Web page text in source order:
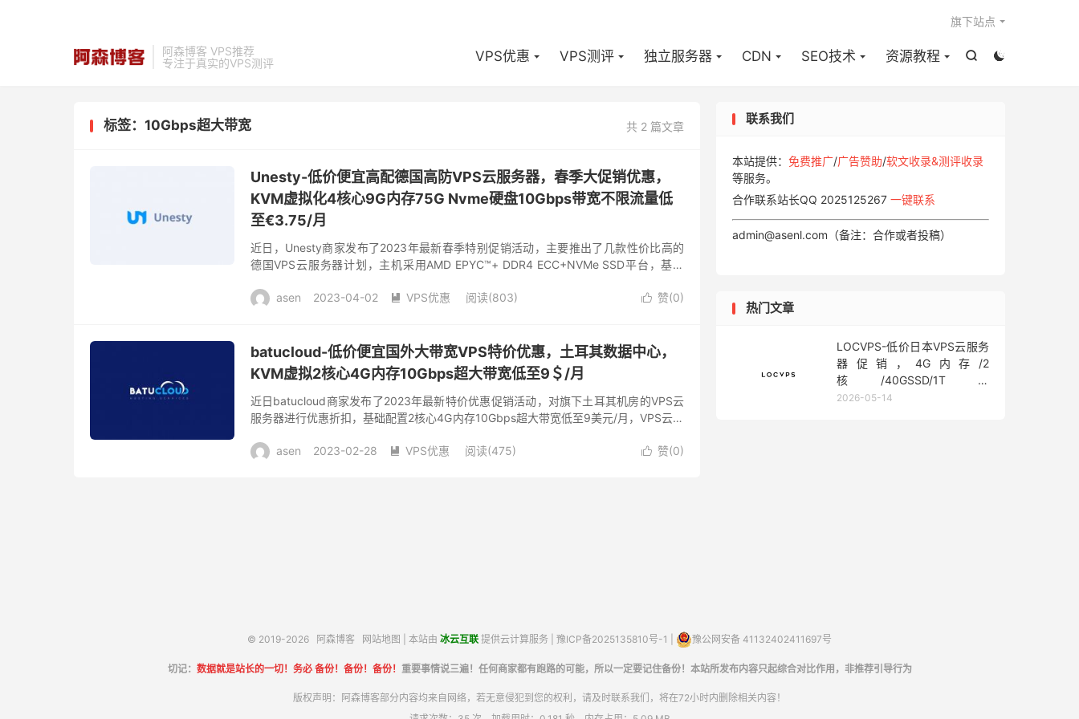
阿森博客 VPS推荐
专注于真实的VPS测评


VPS优惠 VPS测评 独立服务器 CDN SEO技术 资源教程
旗下站点
共 2 篇文章
标签：10Gbps超大带宽
Unesty-低价便宜高配德国高防VPS云服务器，春季大促销优惠，
KVM虚拟化4核心9G内存75G Nvme硬盘10Gbps带宽不限流量低
至€3.75/月
近日，Unesty商家发布了2023年最新春季特别促销活动，主要推出了几款性价比高的
德国VPS云服务器计划，主机采用AMD EPYC™+ DDR4 ECC+NVMe SSD平台，基本
 赞(0)
asen 2023-04-02  VPS优惠 阅读(803)
batucloud-低价便宜国外大带宽VPS特价优惠，土耳其数据中心，
KVM虚拟2核心4G内存10Gbps超大带宽低至9＄/月
近日batucloud商家发布了2023年最新特价优惠促销活动，对旗下土耳其机房的VPS云
服务器进行优惠折扣，基础配置2核心4G内存10Gbps超大带宽低至9美元/月，VPS云服
 赞(0)
asen 2023-02-28  VPS优惠 阅读(475)
联系我们
本站提供： 免费推广/广告赞助/软文收录&测评收录
等服务。
合作联系站长QQ 2025125267 一键联系
admin@asenl.com（备注：合作或者投稿）
热门文章
LOCVPS-低价日本VPS云服务
器促销，4G内存/2
核/40GSSD/1T流
量/450Mbps带宽，低至36元/
2026-05-14
© 2019-2026 阿森博客 网站地图 | 本站由 冰云互联 提供云计算服务 | 豫ICP备2025135810号-1 豫公网安备 41132402411697号
切记： 数据就是站长的一切！务必 备份！备份！备份！ 重要事情说三遍！任何商家都有跑路的可能，所以一定要记住备份！本站所发布内容只起综合对比作用，非推荐引导行为
版权声明：阿森博客部分内容均来自网络，若无意侵犯到您的权利，请及时联系我们，将在72小时内删除相关内容！